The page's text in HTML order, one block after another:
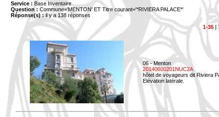
Service : Base Inventaire
Question : Commune='MENTON' ET Titre courant='*RIVIERA PALACE*'
Réponse(s) :il y a 138 réponses
1-35|
06 - Menton
20140600201NUC2A
hôtel de voyageurs dit Riviera
Elévation latérale.